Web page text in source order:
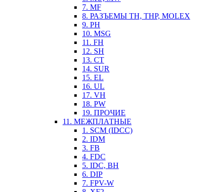
7. MF
8. РАЗЪЕМЫ TH, THP, MOLEX
9. PH
10. MSG
11. FH
12. SH
13. CT
14. SUR
15. EL
16. UL
17. VH
18. PW
19. ПРОЧИЕ
11. МЕЖПЛАТНЫЕ
1. SCM (IDCC)
2. IDM
3. FB
4. FDC
5. IDC, BH
6. DIP
7. FPV-W